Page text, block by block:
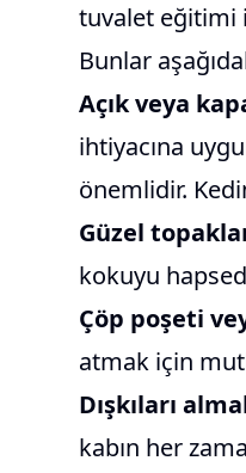
tuvalet eğitimi
Bunlar
Açık veya
ihtiyacına
önemlidir.
Güzel
kokuyu
Çöp poşeti
atmak için
Dışkıları
kabın her